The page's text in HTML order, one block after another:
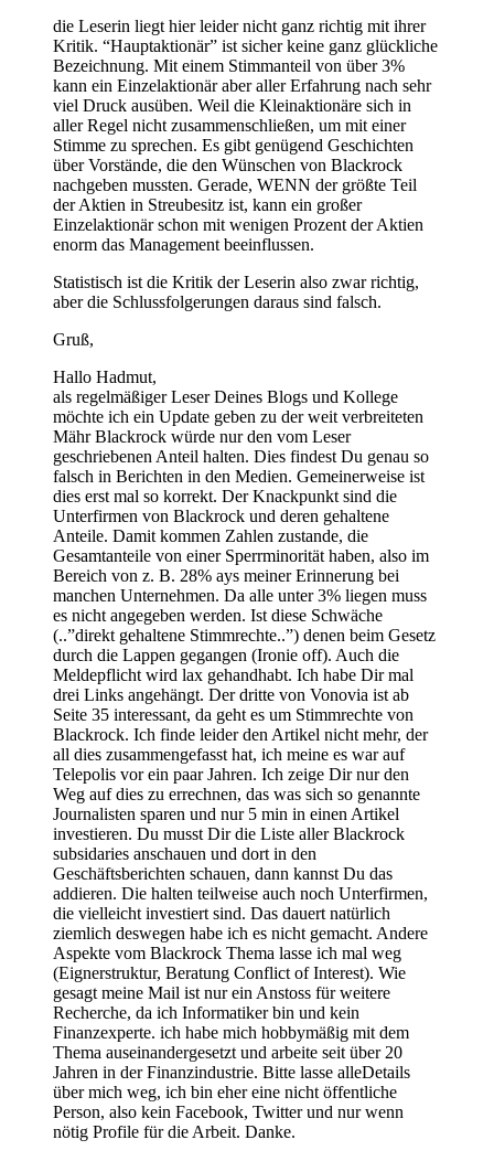
die Leserin liegt hier leider nicht ganz richtig mit ihrer
Kritik. “Hauptaktionär” ist sicher keine ganz glückliche
Bezeichnung. Mit einem Stimmanteil von über 3%
kann ein Einzelaktionär aber aller Erfahrung nach sehr
viel Druck ausüben. Weil die Kleinaktionäre sich in
aller Regel nicht zusammenschließen, um mit einer
Stimme zu sprechen. Es gibt genügend Geschichten
über Vorstände, die den Wünschen von Blackrock
nachgeben mussten. Gerade, WENN der größte Teil
der Aktien in Streubesitz ist, kann ein großer
Einzelaktionär schon mit wenigen Prozent der Aktien
enorm das Management beeinflussen.
Statistisch ist die Kritik der Leserin also zwar richtig,
aber die Schlussfolgerungen daraus sind falsch.
Gruß,
Hallo Hadmut,
als regelmäßiger Leser Deines Blogs und Kollege
möchte ich ein Update geben zu der weit verbreiteten
Mähr Blackrock würde nur den vom Leser
geschriebenen Anteil halten. Dies findest Du genau so
falsch in Berichten in den Medien. Gemeinerweise ist
dies erst mal so korrekt. Der Knackpunkt sind die
Unterfirmen von Blackrock und deren gehaltene
Anteile. Damit kommen Zahlen zustande, die
Gesamtanteile von einer Sperrminorität haben, also im
Bereich von z. B. 28% ays meiner Erinnerung bei
manchen Unternehmen. Da alle unter 3% liegen muss
es nicht angegeben werden. Ist diese Schwäche
(..”direkt gehaltene Stimmrechte..”) denen beim Gesetz
durch die Lappen gegangen (Ironie off). Auch die
Meldepflicht wird lax gehandhabt. Ich habe Dir mal
drei Links angehängt. Der dritte von Vonovia ist ab
Seite 35 interessant, da geht es um Stimmrechte von
Blackrock. Ich finde leider den Artikel nicht mehr, der
all dies zusammengefasst hat, ich meine es war auf
Telepolis vor ein paar Jahren. Ich zeige Dir nur den
Weg auf dies zu errechnen, das was sich so genannte
Journalisten sparen und nur 5 min in einen Artikel
investieren. Du musst Dir die Liste aller Blackrock
subsidaries anschauen und dort in den
Geschäftsberichten schauen, dann kannst Du das
addieren. Die halten teilweise auch noch Unterfirmen,
die vielleicht investiert sind. Das dauert natürlich
ziemlich deswegen habe ich es nicht gemacht. Andere
Aspekte vom Blackrock Thema lasse ich mal weg
(Eignerstruktur, Beratung Conflict of Interest). Wie
gesagt meine Mail ist nur ein Anstoss für weitere
Recherche, da ich Informatiker bin und kein
Finanzexperte. ich habe mich hobbymäßig mit dem
Thema auseinandergesetzt und arbeite seit über 20
Jahren in der Finanzindustrie. Bitte lasse alleDetails
über mich weg, ich bin eher eine nicht öffentliche
Person, also kein Facebook, Twitter und nur wenn
nötig Profile für die Arbeit. Danke.